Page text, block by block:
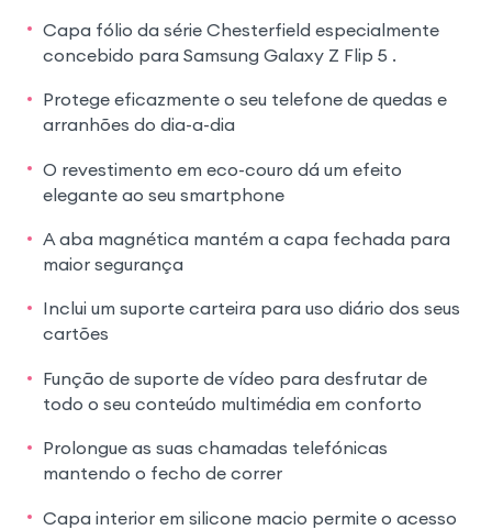
Capa fólio da série Chesterfield especialmente
concebido para Samsung Galaxy Z Flip 5 .
Protege eficazmente o seu telefone de quedas e
arranhões do dia-a-dia
O revestimento em eco-couro dá um efeito
elegante ao seu smartphone
A aba magnética mantém a capa fechada para
maior segurança
Inclui um suporte carteira para uso diário dos seus
cartões
Função de suporte de vídeo para desfrutar de
todo o seu conteúdo multimédia em conforto
Prolongue as suas chamadas telefónicas
mantendo o fecho de correr
Capa interior em silicone macio permite o acesso